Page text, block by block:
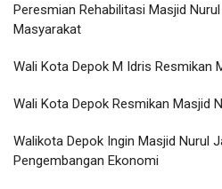
Peresmian Rehabilitasi Masjid
Masyarakat
Wali Kota Depok M Idris Resmikan
Wali Kota Depok Resmikan Masjid
Walikota Depok Ingin Masjid Nurul
Pengembangan Ekonomi